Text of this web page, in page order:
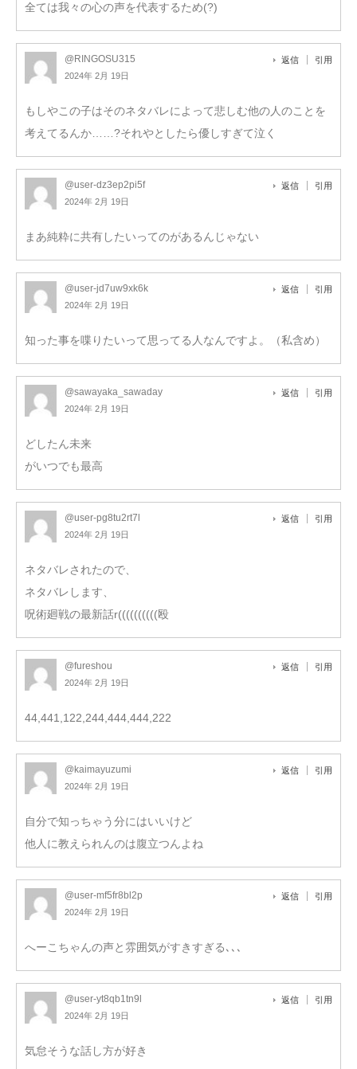
全ては我々の心の声を代表するため(?)
@RINGOSU315
2024年 2月 19日
返信 引用
もしやこの子はそのネタバレによって悲しむ他の人のことを
考えてるんか……?それやとしたら優しすぎて泣く
@user-dz3ep2pi5f
2024年 2月 19日
返信 引用
まあ純粋に共有したいってのがあるんじゃない
@user-jd7uw9xk6k
2024年 2月 19日
返信 引用
知った事を喋りたいって思ってる人なんですよ。（私含め）
@sawayaka_sawaday
2024年 2月 19日
返信 引用
どしたん未来
がいつでも最高
@user-pg8tu2rt7l
2024年 2月 19日
返信 引用
ネタバレされたので、
ネタバレします、
呪術廻戦の最新話r((((((((((殴
@fureshou
2024年 2月 19日
返信 引用
44,441,122,244,444,444,222
@kaimayuzumi
2024年 2月 19日
返信 引用
自分で知っちゃう分にはいいけど
他人に教えられんのは腹立つんよね
@user-mf5fr8bl2p
2024年 2月 19日
返信 引用
へーこちゃんの声と雰囲気がすきすぎる､､､
@user-yt8qb1tn9l
2024年 2月 19日
返信 引用
気怠そうな話し方が好き